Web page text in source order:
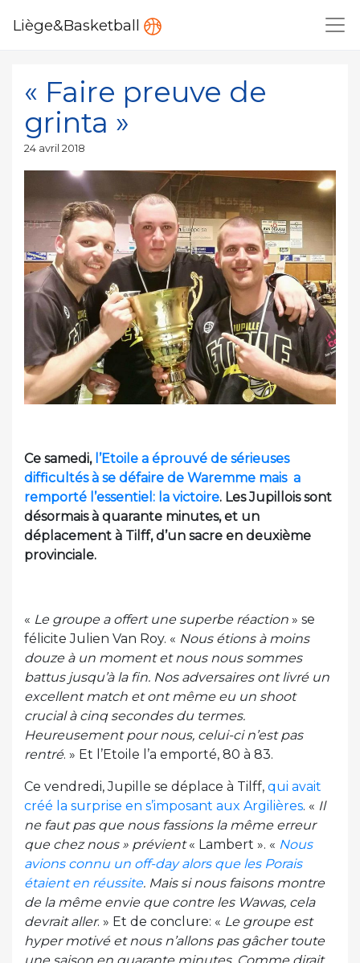
Liège&Basketball
« Faire preuve de
grinta »
Publié
24 avril 2018
Ce samedi, l’Etoile a éprouvé de sérieuses
difficultés à se défaire de Waremme mais a
remporté l’essentiel: la victoire. Les Jupillois sont
désormais à quarante minutes, et un
déplacement à Tilff, d’un sacre en deuxième
provinciale.
« Le groupe a offert une superbe réaction » se
félicite Julien Van Roy. « Nous étions à moins
douze à un moment et nous nous sommes
battus jusqu’à la fin. Nos adversaires ont livré un
excellent match et ont même eu un shoot
crucial à cinq secondes du termes.
Heureusement pour nous, celui-ci n’est pas
rentré. » Et l’Etoile l’a emporté, 80 à 83.
Ce vendredi, Jupille se déplace à Tilff, qui avait
créé la surprise en s’imposant aux Argilières. « Il
ne faut pas que nous fassions la même erreur
que chez nous » prévient« Lambert ». « Nous
avions connu un off-day alors que les Porais
étaient en réussite. Mais si nous faisons montre
de la même envie que contre les Wawas, cela
devrait aller. » Et de conclure: « Le groupe est
hyper motivé et nous n’allons pas gâcher toute